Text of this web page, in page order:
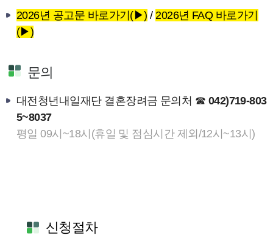
2026년 공고문 바로가기(▶) /2026년 FAQ 바로가기
(▶)
문의
대전청년내일재단 결혼장려금 문의처 ☎ 042)719-803
5~8037
평일 09시~18시(휴일 및 점심시간 제외/12시~13시)
신청절차